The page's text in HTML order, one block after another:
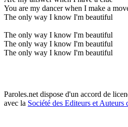
You are my dancer when I make a
The only way I know I'm beautiful
The only way I know I'm beautiful
The only way I know I'm beautiful
The only way I know I'm beautiful
Paroles.net dispose d'un accord de
avec la Société des Editeurs et Auteurs